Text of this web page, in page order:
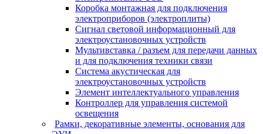
Коробка монтажная для подключения
электроприборов (электроплиты)
Сигнал световой информационный для
электроустановочных устройств
Мультивставка / разъем для передачи данных
и для подключения техники связи
Система акустическая для
электроустановочных устройств
Элемент интеллектуального управления
Контроллер для управления системой
освещения
Рамки, декоративные элементы, основания для